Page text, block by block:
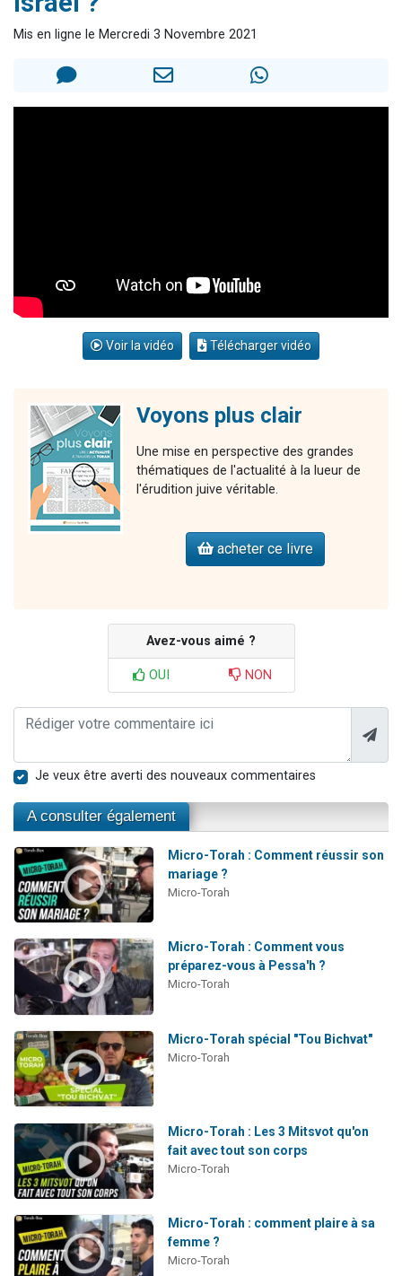
Ariel vient de donner son Maasser
Mis en ligne le Mercredi 3 Novembre 2021
Voir la vidéo Télécharger vidéo
Voyons plus clair
Une mise en perspective des grandes
thématiques de l'actualité à la lueur de
l'érudition juive véritable.
acheter ce livre
Avez-vous aimé ?
OUI NON
Je veux être averti des nouveaux commentaires
A consulter également
Micro-Torah : Comment réussir son
mariage ?
Micro-Torah
Micro-Torah : Comment vous
préparez-vous à Pessa'h ?
Micro-Torah
Micro-Torah spécial "Tou Bichvat"
Micro-Torah
Micro-Torah : Les 3 Mitsvot qu'on
fait avec tout son corps
Micro-Torah
Micro-Torah : comment plaire à sa
femme ?
Micro-Torah